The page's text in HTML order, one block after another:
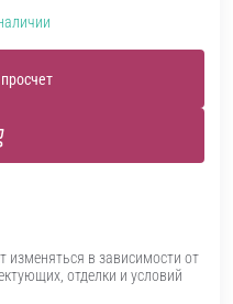
изменяться в зависимости от
отделки и условий